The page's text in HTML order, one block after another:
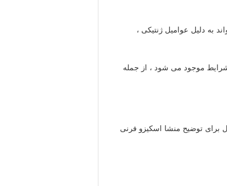
به دلیل عوامیل ژنتیکی ،
موجود می شود ، از جمله
مدل برای توضیح منشا اسکیزو فرنی